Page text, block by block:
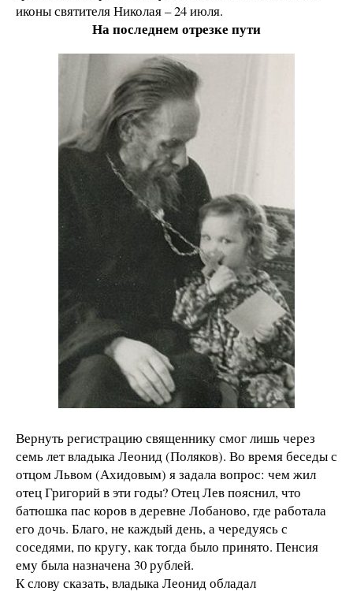
иконы святителя Николая – 24 июля.
На последнем отрезке пути
Вернуть регистрацию священнику смог лишь через
семь лет владыка Леонид (Поляков). Во время беседы с
отцом Львом (Ахидовым) я задала вопрос: чем жил
отец Григорий в эти годы? Отец Лев пояснил, что
батюшка пас коров в деревне Лобаново, где работала
его дочь. Благо, не каждый день, а чередуясь с
соседями, по кругу, как тогда было принято. Пенсия
ему была назначена 30 рублей.
К слову сказать, владыка Леонид обладал